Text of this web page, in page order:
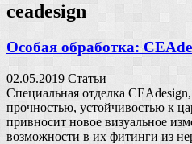
ceadesign
Особая обработка:
02.05.2019 Статьи
Специальная отделка
прочностью, устойчивостью к
привносит новое визуальное
возможности в их фитинги из